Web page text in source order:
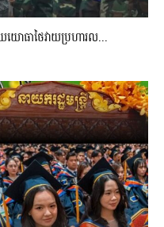
យោធាថៃវាយប្រហារល...